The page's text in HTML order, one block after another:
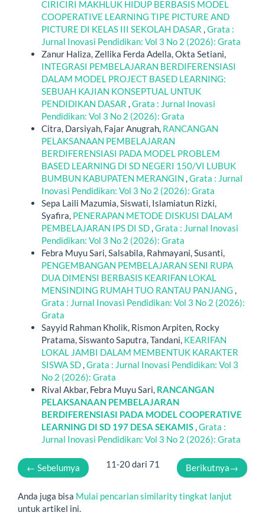
CIRICIRI MAKHLUK HIDUP BERBASIS MODEL
COOPERATIVE LEARNING TIPE PICTURE AND
PICTURE DI KELAS III SEKOLAH DASAR ,Grata :
Jurnal Inovasi Pendidikan: Vol 3 No 2 (2026): Grata
Zanur Haliza, Zellika Ferda Adella, Okta Setiani,
INTEGRASI PEMBELAJARAN BERDIFERENSIASI
DALAM MODEL PROJECT BASED LEARNING:
SEBUAH KAJIAN KONSEPTUAL UNTUK
PENDIDIKAN DASAR ,Grata : Jurnal Inovasi
Pendidikan: Vol 3 No 2 (2026): Grata
Citra, Darsiyah, Fajar Anugrah, RANCANGAN
PELAKSANAAN PEMBELAJARAN
BERDIFERENSIASI PADA MODEL PROBLEM
BASED LEARNING DI SD NEGERI 150/VI LUBUK
BUMBUN KABUPATEN MERANGIN ,Grata : Jurnal
Inovasi Pendidikan: Vol 3 No 2 (2026): Grata
Sepa Laili Mazumia, Siswati, Islamiatun Rizki,
Syafira, PENERAPAN METODE DISKUSI DALAM
PEMBELAJARAN IPS DI SD,Grata : Jurnal Inovasi
Pendidikan: Vol 3 No 2 (2026): Grata
Febra Muyu Sari, Salsabila, Rahmayani, Susanti,
PENGEMBANGAN PEMBELAJARAN SENI RUPA
DUA DIMENSI BERBASIS KEARIFAN LOKAL
MENSINDING RUMAH TUO RANTAU PANJANG ,
Grata : Jurnal Inovasi Pendidikan: Vol 3 No 2 (2026):
Grata
Sayyid Rahman Kholik, Rismon Arpiten, Rocky
Pratama, Siswanto Saputra, Tandani, KEARIFAN
LOKAL JAMBI DALAM MEMBENTUK KARAKTER
SISWA SD,Grata : Jurnal Inovasi Pendidikan: Vol 3
No 2 (2026): Grata
Rival Akbar, Febra Muyu Sari, RANCANGAN
PELAKSANAAN PEMBELAJARAN
BERDIFERENSIASI PADA MODEL COOPERATIVE
LEARNING DI SD 197 DESA SEKAMIS,Grata :
Jurnal Inovasi Pendidikan: Vol 3 No 2 (2026): Grata
← Sebelumya 11-20 dari 71 Berikutnya→
Anda juga bisa Mulai pencarian similarity tingkat lanjut
untuk artikel ini.